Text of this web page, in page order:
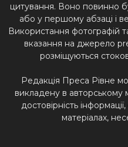
цитування. Воно повинно
або у першому абзаці і
Використання фотографій
вказання на джерело
розміщуються
Редакція Преса Рівне
викладену в авторському
достовірність
матеріалах,